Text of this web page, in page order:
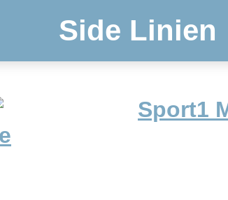
Side Linien
Sport1